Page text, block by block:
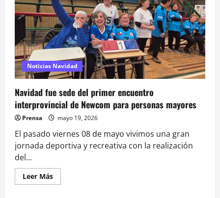
Noticias Navidad
Navidad fue sede del primer encuentro
interprovincial de Newcom para personas mayores
Prensa mayo 19, 2026
El pasado viernes 08 de mayo vivimos una gran
jornada deportiva y recreativa con la realización
del...
Leer MásLeer
más